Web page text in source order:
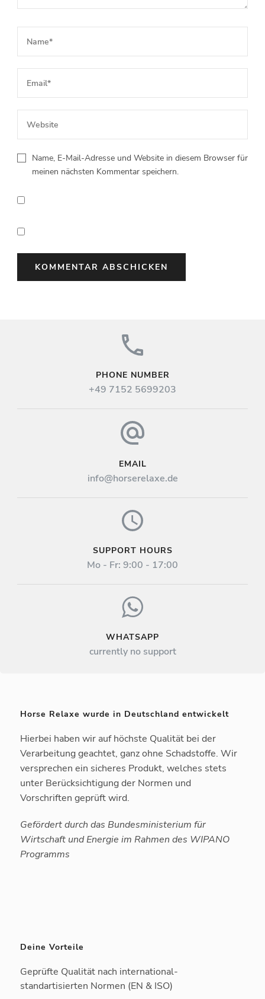
Name, E-Mail-Adresse und Website in diesem Browser für
meinen nächsten Kommentar speichern.
PHONE NUMBER
+49 7152 5699203
EMAIL
info@horserelaxe.de
SUPPORT HOURS
Mo - Fr: 9:00 - 17:00
WHATSAPP
currently no support
Horse Relaxe wurde in Deutschland entwickelt
Hierbei haben wir auf höchste Qualität bei der
Verarbeitung geachtet, ganz ohne Schadstoffe. Wir
versprechen ein sicheres Produkt, welches stets
unter Berücksichtigung der Normen und
Vorschriften geprüft wird.
Gefördert durch das Bundesministerium für
Wirtschaft und Energie im Rahmen des WIPANO
Programms
Deine Vorteile
Geprüfte Qualität nach international-
standartisierten Normen (EN & ISO)